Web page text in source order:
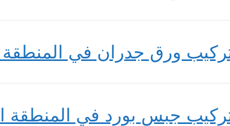
ورق جدران في المنطقة
جبس بورد في المنطقة